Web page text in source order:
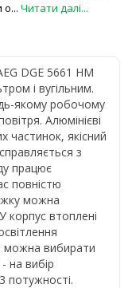
о... Читати далі...
DGE 5661 HM
і вугільним.
якому робочому
Алюмінієві
частинок, якісний
з
працює
повністю
можна
корпус втоплені
можна вибирати
на вибір
потужності.